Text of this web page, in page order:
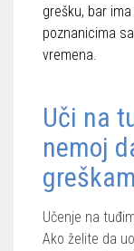
grešku, bar
poznanicima
vremena.
Uči na
nemoj
Učenje na
Ako želite da